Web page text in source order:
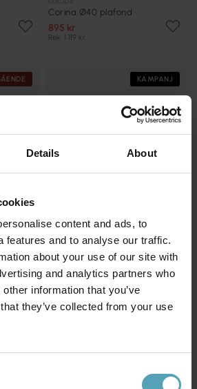
Details About
content and ads, to
features and to analyse our traffic.
about your use of our site with
and analytics partners who
information that you’ve
they’ve collected from your use
Corina Ø40 plafond
895 kr
Rek. 1 119 kr
KAMPANJ
LUCIDE
Sharan Ø38 plafond
599 kr
Rek. 1 639 kr